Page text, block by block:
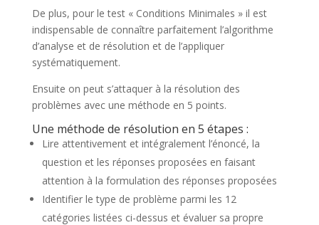
De plus, pour le test « Conditions Minimales » il est
indispensable de connaître parfaitement l’algorithme
d’analyse et de résolution et de l’appliquer
systématiquement.
Ensuite on peut s’attaquer à la résolution des
problèmes avec une méthode en 5 points.
Une méthode de résolution en 5 étapes :
Lire attentivement et intégralement l’énoncé, la
question et les réponses proposées en faisant
attention à la formulation des réponses proposées
Identifier le type de problème parmi les 12
catégories listées ci-dessus et évaluer sa propre